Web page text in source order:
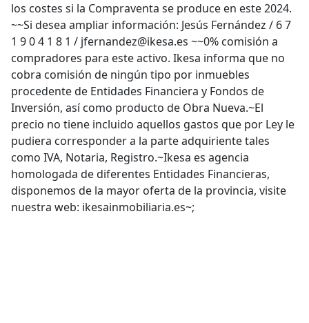
los costes si la Compraventa se produce en este 2024.
~~Si desea ampliar información: Jesús Fernández / 6 7
1 9 0 4 1 8 1 / jfernandez@ikesa.es ~~0% comisión a
compradores para este activo. Ikesa informa que no
cobra comisión de ningún tipo por inmuebles
procedente de Entidades Financiera y Fondos de
Inversión, así como producto de Obra Nueva.~El
precio no tiene incluido aquellos gastos que por Ley le
pudiera corresponder a la parte adquiriente tales
como IVA, Notaria, Registro.~Ikesa es agencia
homologada de diferentes Entidades Financieras,
disponemos de la mayor oferta de la provincia, visite
nuestra web: ikesainmobiliaria.es~;